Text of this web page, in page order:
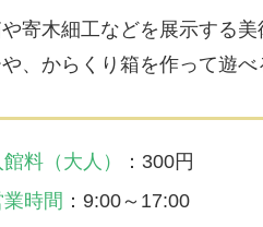
寄木細工などを展示する
、からくり箱を作って遊べ
館料（大人）
：300円
業時間 ：9:00～17:00